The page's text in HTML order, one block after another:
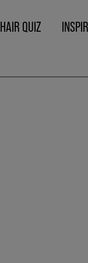
HAIR QUIZ